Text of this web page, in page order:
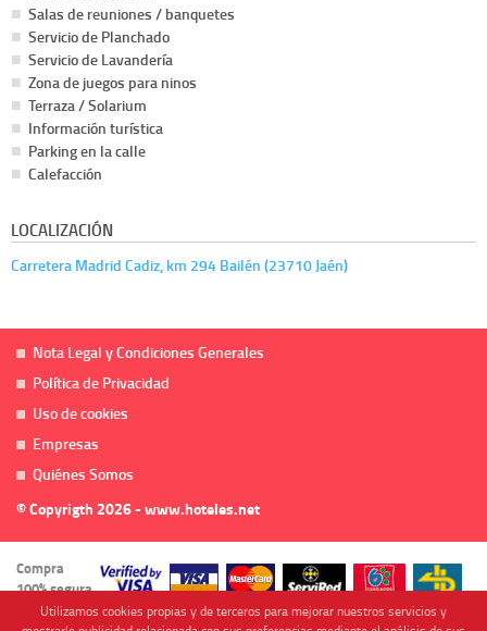
Salas de reuniones / banquetes
Servicio de Planchado
Servicio de Lavandería
Zona de juegos para ninos
Terraza / Solarium
Información turística
Parking en la calle
Calefacción
LOCALIZACIÓN
Carretera Madrid Cadiz, km 294 Bailén (23710 Jaén)
Nota Legal y Condiciones Generales
Política de Privacidad
Uso de cookies
Empresas
Quiénes Somos
© Copyrigth 2026 - www.hoteles.net
Compra
100% segura
Utilizamos cookies propias y de terceros para mejorar nuestros servicios y